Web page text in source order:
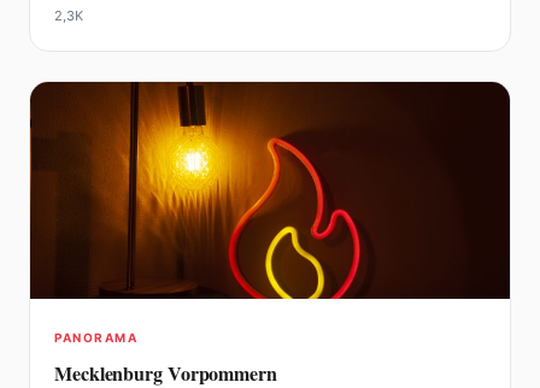
2,3K
PANORAMA
Mecklenburg Vorpommern